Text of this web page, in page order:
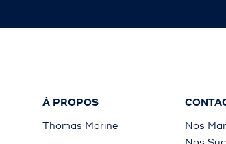
À PROPOS
Thomas Marine
Nos